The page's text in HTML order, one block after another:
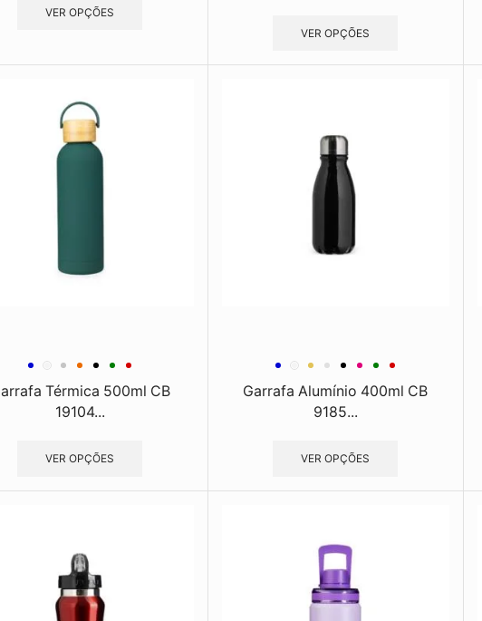
VER OPÇÕES
VER OPÇÕES
Térmica 500ml CB
19104...
VER OPÇÕES
Garrafa Alumínio 400ml CB
9185...
VER OPÇÕES